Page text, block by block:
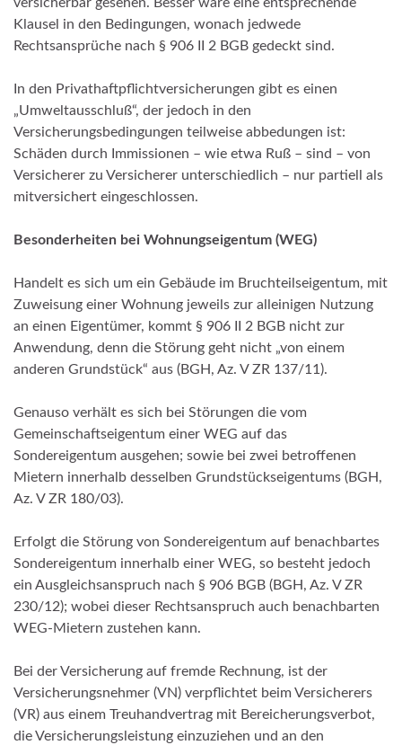
versicherbar gesehen. Besser wäre eine entsprechende
Klausel in den Bedingungen, wonach jedwede
Rechtsansprüche nach § 906 II 2 BGB gedeckt sind.
In den Privathaftpflichtversicherungen gibt es einen
„Umweltausschluß“, der jedoch in den
Versicherungsbedingungen teilweise abbedungen ist:
Schäden durch Immissionen – wie etwa Ruß – sind – von
Versicherer zu Versicherer unterschiedlich – nur partiell als
mitversichert eingeschlossen.
Besonderheiten bei Wohnungseigentum (WEG)
Handelt es sich um ein Gebäude im Bruchteilseigentum, mit
Zuweisung einer Wohnung jeweils zur alleinigen Nutzung
an einen Eigentümer, kommt § 906 II 2 BGB nicht zur
Anwendung, denn die Störung geht nicht „von einem
anderen Grundstück“ aus (BGH, Az. V ZR 137/11).
Genauso verhält es sich bei Störungen die vom
Gemeinschaftseigentum einer WEG auf das
Sondereigentum ausgehen; sowie bei zwei betroffenen
Mietern innerhalb desselben Grundstückseigentums (BGH,
Az. V ZR 180/03).
Erfolgt die Störung von Sondereigentum auf benachbartes
Sondereigentum innerhalb einer WEG, so besteht jedoch
ein Ausgleichsanspruch nach § 906 BGB (BGH, Az. V ZR
230/12); wobei dieser Rechtsanspruch auch benachbarten
WEG-Mietern zustehen kann.
Bei der Versicherung auf fremde Rechnung, ist der
Versicherungsnehmer (VN) verpflichtet beim Versicherers
(VR) aus einem Treuhandvertrag mit Bereicherungsverbot,
die Versicherungsleistung einzuziehen und an den